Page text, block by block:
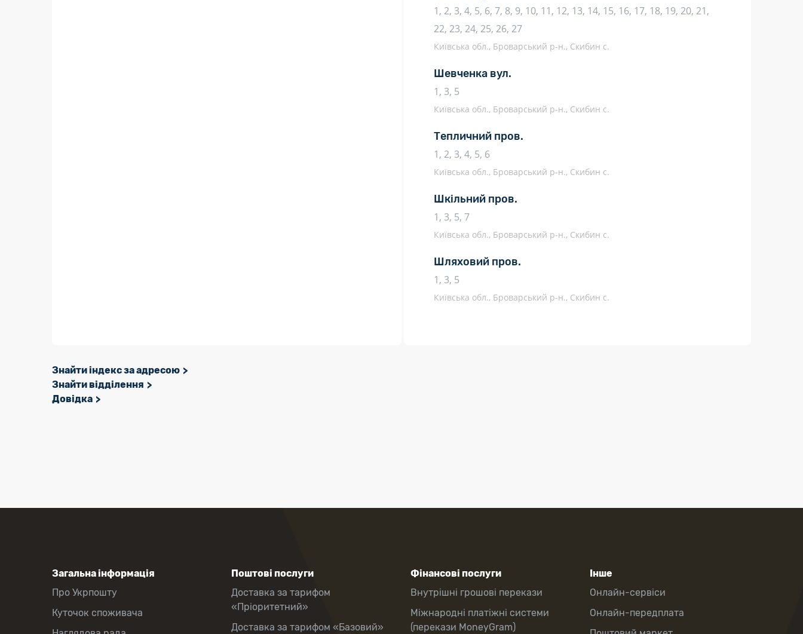
1, 2, 3, 4, 5, 6, 7, 8, 9, 10, 11, 12, 13, 14, 15, 16, 17, 18, 19, 20, 21,
22, 23, 24, 25, 26, 27
Київська обл., Броварський р-н., Скибин с.
Шевченка вул.
1, 3, 5
Київська обл., Броварський р-н., Скибин с.
Тепличний пров.
1, 2, 3, 4, 5, 6
Київська обл., Броварський р-н., Скибин с.
Шкільний пров.
1, 3, 5, 7
Київська обл., Броварський р-н., Скибин с.
Шляховий пров.
1, 3, 5
Київська обл., Броварський р-н., Скибин с.
Знайти індекс за адресою
Знайти відділення
Довідка
Загальна інформація
Про Укрпошту
Куточок споживача
Поштові послуги
Доставка за тарифом
«Пріоритетний»
Доставка за тарифом «Базовий»
Фінансові послуги
Внутрішні грошові перекази
Міжнародні платіжні системи
(перекази MoneyGram)
Інше
Онлайн-сервіси
Онлайн-передплата